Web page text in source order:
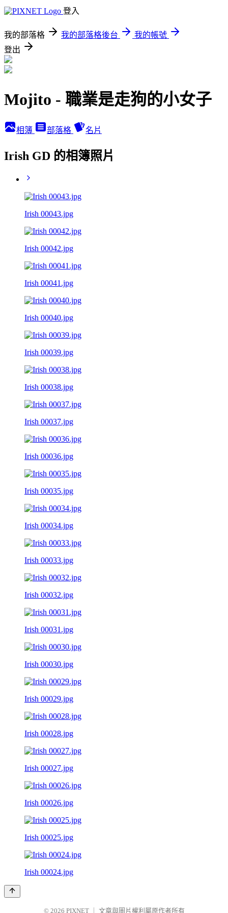
登入
我的部落格 我的部落格後台
我的帳號
登出
Mojito - 職業是走狗的小女子
相簿 部落格 名片
Irish GD 的相簿照片
Irish 00043.jpg
Irish 00042.jpg
Irish 00041.jpg
Irish 00040.jpg
Irish 00039.jpg
Irish 00038.jpg
Irish 00037.jpg
Irish 00036.jpg
Irish 00035.jpg
Irish 00034.jpg
Irish 00033.jpg
Irish 00032.jpg
Irish 00031.jpg
Irish 00030.jpg
Irish 00029.jpg
Irish 00028.jpg
Irish 00027.jpg
Irish 00026.jpg
Irish 00025.jpg
Irish 00024.jpg
© 2026 PIXNET 文章與圖片權利屬原作者所有